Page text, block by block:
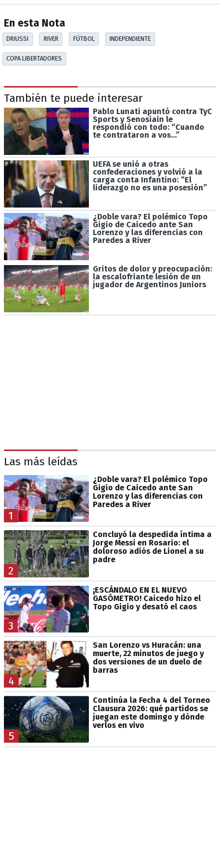
En esta Nota
DRIUSSI RIVER FÚTBOL INDEPENDIENTE
COPA LIBERTADORES
También te puede interesar
Pablo Lunati apuntó contra TyC
Sports y Senosiain le
respondió con todo: “Cuando
te contrataron a vos...”
UEFA se unió a otras
confederaciones y volvió a la
carga conta Infantino: “El
liderazgo no es una posesión”
¿Doble vara? El polémico Topo
Gigio de Caicedo ante San
Lorenzo y las diferencias con
Paredes a River
Gritos de dolor y preocupación:
la escalofriante lesión de un
jugador de Argentinos Juniors
Las más leídas
1
¿Doble vara? El polémico Topo
Gigio de Caicedo ante San
Lorenzo y las diferencias con
Paredes a River
2
Concluyó la despedida íntima a
Jorge Messi en Rosario: el
doloroso adiós de Lionel a su
padre
3
¡ESCÁNDALO EN EL NUEVO
GASÓMETRO! Caicedo hizo el
Topo Gigio y desató el caos
4
San Lorenzo vs Huracán: una
muerte, 22 minutos de juego y
dos versiones de un duelo de
barras
5
Continúa la Fecha 4 del Torneo
Clausura 2026: qué partidos se
juegan este domingo y dónde
verlos en vivo